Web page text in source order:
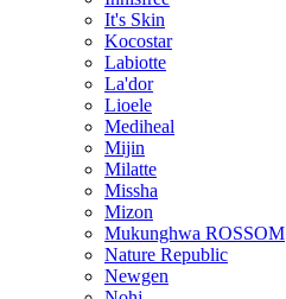
It's Skin
Kocostar
Labiotte
La'dor
Lioele
Mediheal
Mijin
Milatte
Missha
Mizon
Mukunghwa ROSSOM
Nature Republic
Newgen